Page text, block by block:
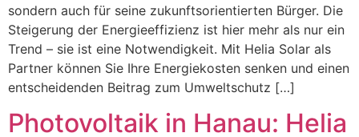
sondern auch für seine zukunftsorientierten Bürger. Die
Steigerung der Energieeffizienz ist hier mehr als nur ein
Trend – sie ist eine Notwendigkeit. Mit Helia Solar als
Partner können Sie Ihre Energiekosten senken und einen
entscheidenden Beitrag zum Umweltschutz […]
Photovoltaik in Hanau: Helia